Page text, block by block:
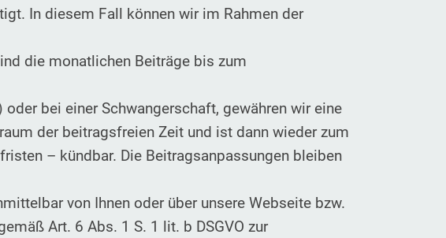
In diesem Fall können wir im Rahmen der
die monatlichen Beiträge bis zum
bei einer Schwangerschaft, gewähren wir eine
der beitragsfreien Zeit und ist dann wieder zum
– kündbar. Die Beitragsanpassungen bleiben
von Ihnen oder über unsere Webseite bzw.
Art. 6 Abs. 1 S. 1 lit. b DSGVO zur